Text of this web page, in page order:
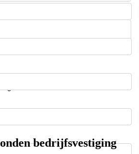
bedrijfsvestiging